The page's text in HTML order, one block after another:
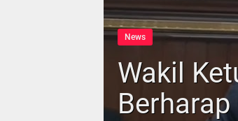
News
Wakil